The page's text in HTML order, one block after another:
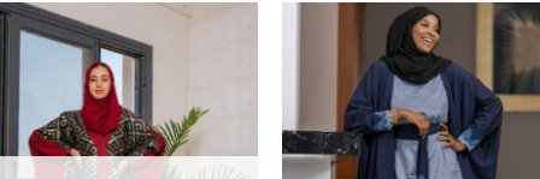
de
souhaits
à la